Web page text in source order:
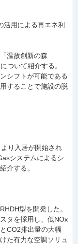
活用による再エネ利
温故創新の森
ついて紹介する。
シフトが可能である
することで施設の脱
り入居が開始され
システムによるシ
介する。
型を開発した。
タを採用し、低NOx
CO2排出量の大幅
た有力な空調ソリュ